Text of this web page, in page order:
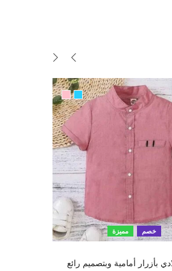
خصم مميزة
بأزرار أمامية وبتصميم رائع
تحديد أحد الخيارات